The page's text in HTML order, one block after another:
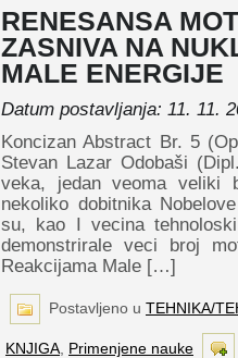
RENESANSA
ZASNIVA NA
MALE ENERGIJE
Datum postavljanja: 11. 11.
Koncizan Abstract Br. 5
Stevan Lazar Odobaši
veka, jedan veoma veliki
nekoliko dobitnika
su, kao I vecina
demonstrirale veci broj
Reakcijama Male […]
Postavljeno u TEHNIKA/
KNJIGA Primenjene nauke